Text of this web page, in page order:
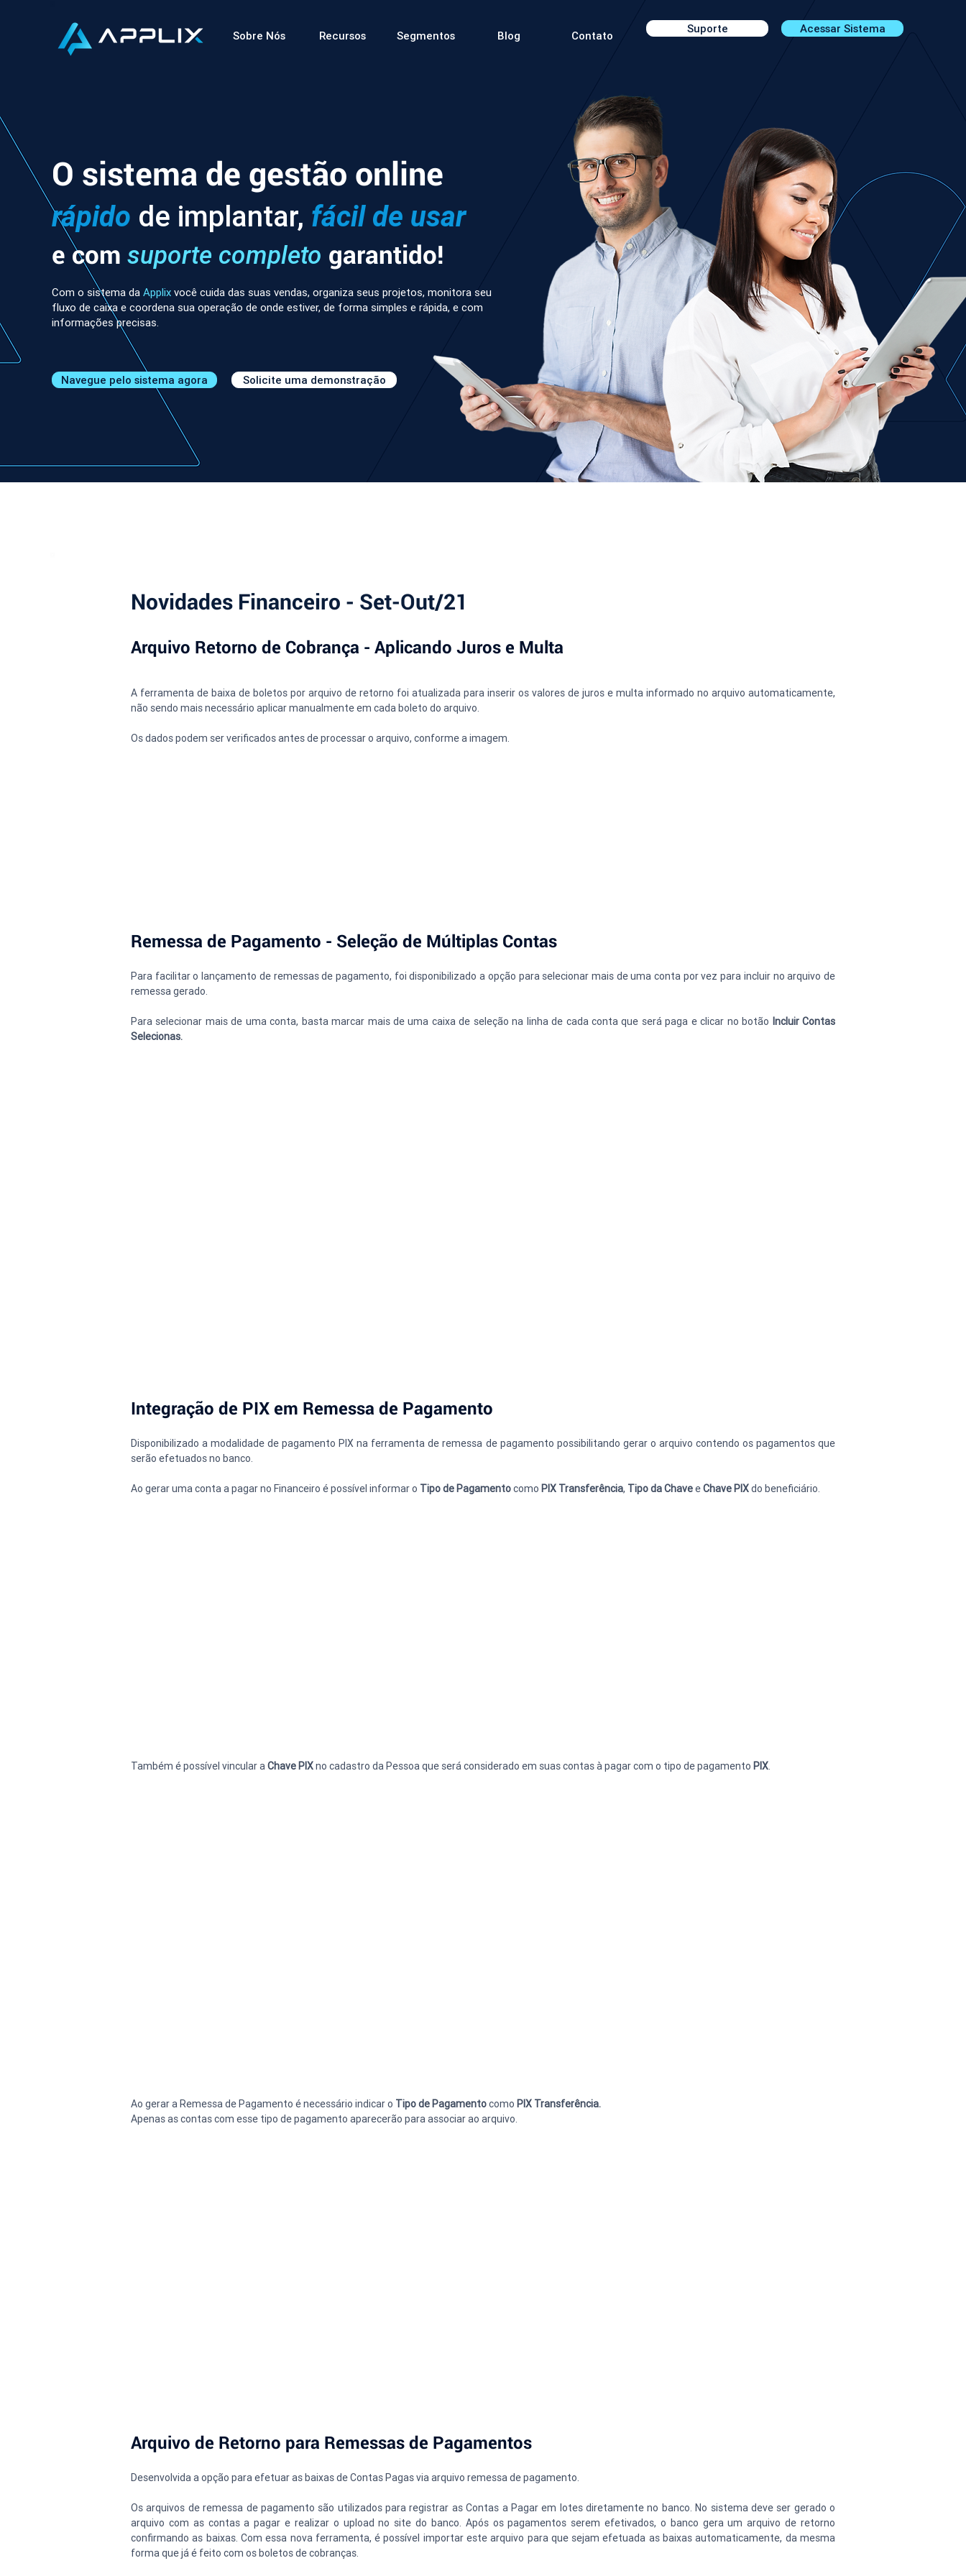
Sobre Nós Recursos Segmentos Blog Contato
Suporte Acessar Sistema
Com o sistema da Applix você cuida das suas vendas, organiza seus projetos, monitora seu
fluxo de caixa e coordena sua operação de onde estiver, de forma simples e rápida, e com
informações precisas.
Navegue pelo sistema agora Solicite uma demonstração
O sistema de gestão online
rápido de implantar, fácil de usar
e com suporte completo garantido!
Novidades Financeiro - Set-Out/21
Arquivo Retorno de Cobrança - Aplicando Juros e Multa
A ferramenta de baixa de boletos por arquivo de retorno foi atualizada para inserir os valores de juros e multa informado no arquivo automaticamente,
não sendo mais necessário aplicar manualmente em cada boleto do arquivo.
Os dados podem ser verificados antes de processar o arquivo, conforme a imagem.
Remessa de Pagamento - Seleção de Múltiplas Contas
Para facilitar o lançamento de remessas de pagamento, foi disponibilizado a opção para selecionar mais de uma conta por vez para incluir no arquivo de
remessa gerado.
Para selecionar mais de uma conta, basta marcar mais de uma caixa de seleção na linha de cada conta que será paga e clicar no botão Incluir Contas
Selecionas.
Integração de PIX em Remessa de Pagamento
Disponibilizado a modalidade de pagamento PIX na ferramenta de remessa de pagamento possibilitando gerar o arquivo contendo os pagamentos que
serão efetuados no banco.
Ao gerar uma conta a pagar no Financeiro é possível informar o Tipo de Pagamento como PIX Transferência, Tipo da Chave e Chave PIX do beneficiário.
Também é possível vincular a Chave PIX no cadastro da Pessoa que será considerado em suas contas à pagar com o tipo de pagamento PIX.
Ao gerar a Remessa de Pagamento é necessário indicar o Tipo de Pagamento como PIX Transferência.
Apenas as contas com esse tipo de pagamento aparecerão para associar ao arquivo.
Arquivo de Retorno para Remessas de Pagamentos
Desenvolvida a opção para efetuar as baixas de Contas Pagas via arquivo remessa de pagamento.
Os arquivos de remessa de pagamento são utilizados para registrar as Contas a Pagar em lotes diretamente no banco. No sistema deve ser gerado o
arquivo com as contas a pagar e realizar o upload no site do banco. Após os pagamentos serem efetivados, o banco gera um arquivo de retorno
confirmando as baixas. Com essa nova ferramenta, é possível importar este arquivo para que sejam efetuada as baixas automaticamente, da mesma
forma que já é feito com os boletos de cobranças.